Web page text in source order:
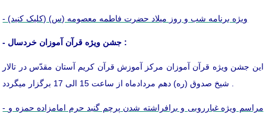
- ویژه برنامه شب و روز میلاد حضرت فاطمه معصومه (س) (کلیک کنید)
- جشن ویژه قرآن آموزان خردسال :
این جشن ویژه قرآن آموزان مرکز آموزش قرآن کریم آستان مقدّس در تالار
- مراسم ویژه غبارروبی و برافراشته شدن پرچم گنبد حرم امامزاده حمزه و